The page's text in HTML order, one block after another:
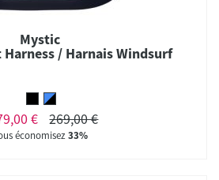
Mystic
/ Harnais Windsurf
€ 269,00 €
économisez33%